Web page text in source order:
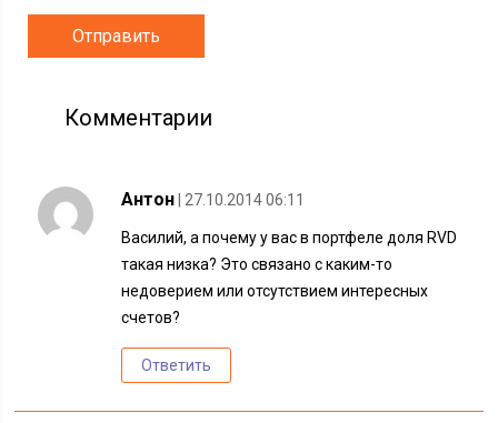
Комментарии
Антон | 27.10.2014 06:11
Василий, а почему у вас в портфеле доля RVD
такая низка? Это связано с каким-то
недоверием или отсутствием интересных
счетов?
Ответить